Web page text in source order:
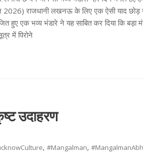
राजधानी लखनऊ के लिए एक ऐसी याद छोड़
एक भव्य भंडारे ने यह साबित कर दिया कि बड़ा
में पिरोने
उदाहरण
, #Mangalman,